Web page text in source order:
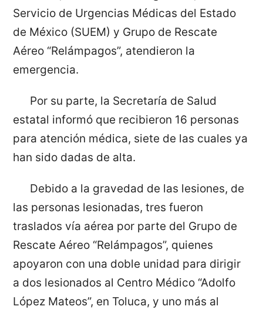
Servicio de Urgencias Médicas del Estado
de México (SUEM) y Grupo de Rescate
Aéreo “Relámpagos”, atendieron la
emergencia.
Por su parte, la Secretaría de Salud
estatal informó que recibieron 16 personas
para atención médica, siete de las cuales ya
han sido dadas de alta.
Debido a la gravedad de las lesiones, de
las personas lesionadas, tres fueron
traslados vía aérea por parte del Grupo de
Rescate Aéreo “Relámpagos”, quienes
apoyaron con una doble unidad para dirigir
a dos lesionados al Centro Médico “Adolfo
López Mateos”, en Toluca, y uno más al